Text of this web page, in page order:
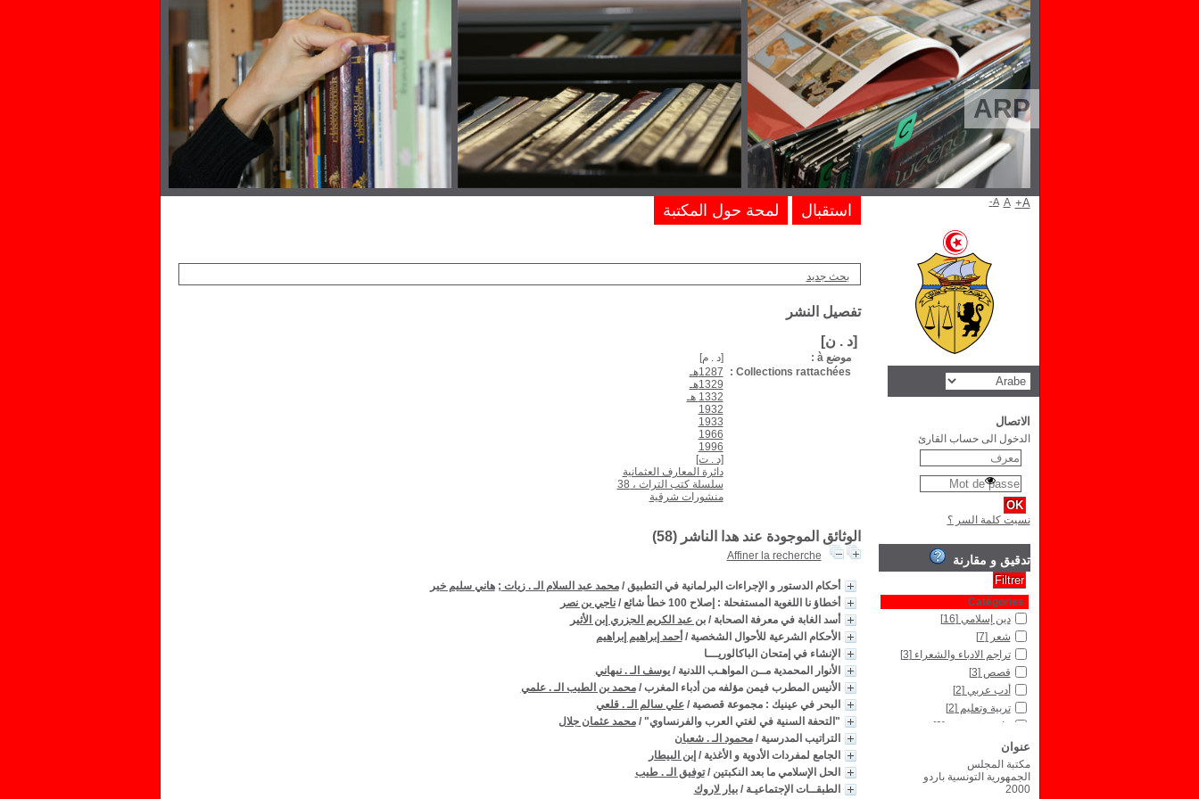
ARP
بحث جديد
تفصيل النشر
[د . ن]
موضع à :
[د . م]
Collections rattachées :
1287هـ
1329هـ
1332 هـ
1932
1933
1966
1996
[د . ت]
دائرة المعارف العثمانية
سلسلة كتب التراث ، 38
منشورات شرقية
الوثائق الموجودة عند هدا الناشر (58
)
Affiner la recherche
أحكام الدستور و الإجراءات البرلمانية في التطبيق /محمد عبد السلام الـ . زيات ;هاني سليم خير
أخطاؤ نا اللغوية المستفحلة : إصلاح 100 خطأ شائع
/ناجي بن نصر
أسد الغابة في معرفة الصحابة /بن عبد الكريم الجزري إبن الأثير
الأحكام الشرعية للأحوال الشخصية / أحمد إبراهيم إبراهيم
الإنشاء في إمتحان الباكالوريـــا
الأنوار المحمدية مــن المواهـب اللدنية /يوسف الـ . نبهاني
الأنيس المطرب فيمن مؤلفه من أدباء المغرب /محمد بن الطيب الـ . علمي
البحر في عينيك : مجموعة قصصية /علي سالم الـ . قلعي
"التحفة السنية في لغتي العرب والفرنساوي" /محمد عثمان جلال
التراتيب المدرسية /محمود الـ . شعبان
الجامع لمفردات الأدوية و الأغذية / إبن البيطار
الحل الإسلامي ما بعد النكبتين /توفيق الـ . طيب
الطبقــات الإجتماعيـة /بيار لاروك
استقبال لمحة حول المكتبة A- A A+
الاتصال
الدخول الى حساب القارئ
نسيت كلمة السر ؟
تدقيق و مقارنة
Catégories
دين إسلامي [16]
شعر [7]
تراجم الادباء والشعراء [3]
قصص [3]
أدب عربي [2]
تربية وتعليم [2]
قانون دستوري[2]
السودان
بلاغة[1]
تاريخ [1]
عنوان
مكتبة المجلس
الجمهورية التونسية باردو
2000